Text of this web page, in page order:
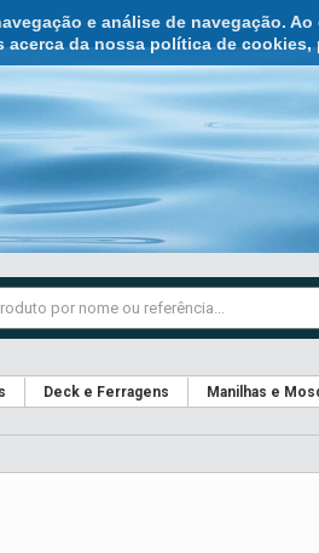
e análise de navegação.
acerca da nossa política de
Deck e Ferragens Manilhas e